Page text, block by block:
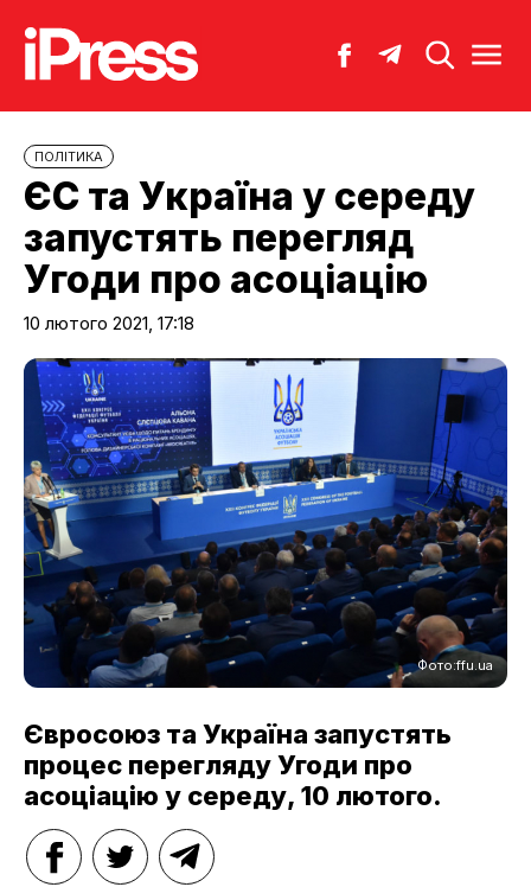
ПОЛІТИКА
ЄС та Україна у середу
запустять перегляд
Угоди про асоціацію
10 лютого 2021, 17:18
Фото:ffu.ua
Євросоюз та Україна запустять
процес перегляду Угоди про
асоціацію у середу, 10 лютого.